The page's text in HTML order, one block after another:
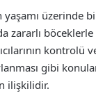
yaşamı üzerinde
zararlı
kontrolü
gibi
ilişkilidir.